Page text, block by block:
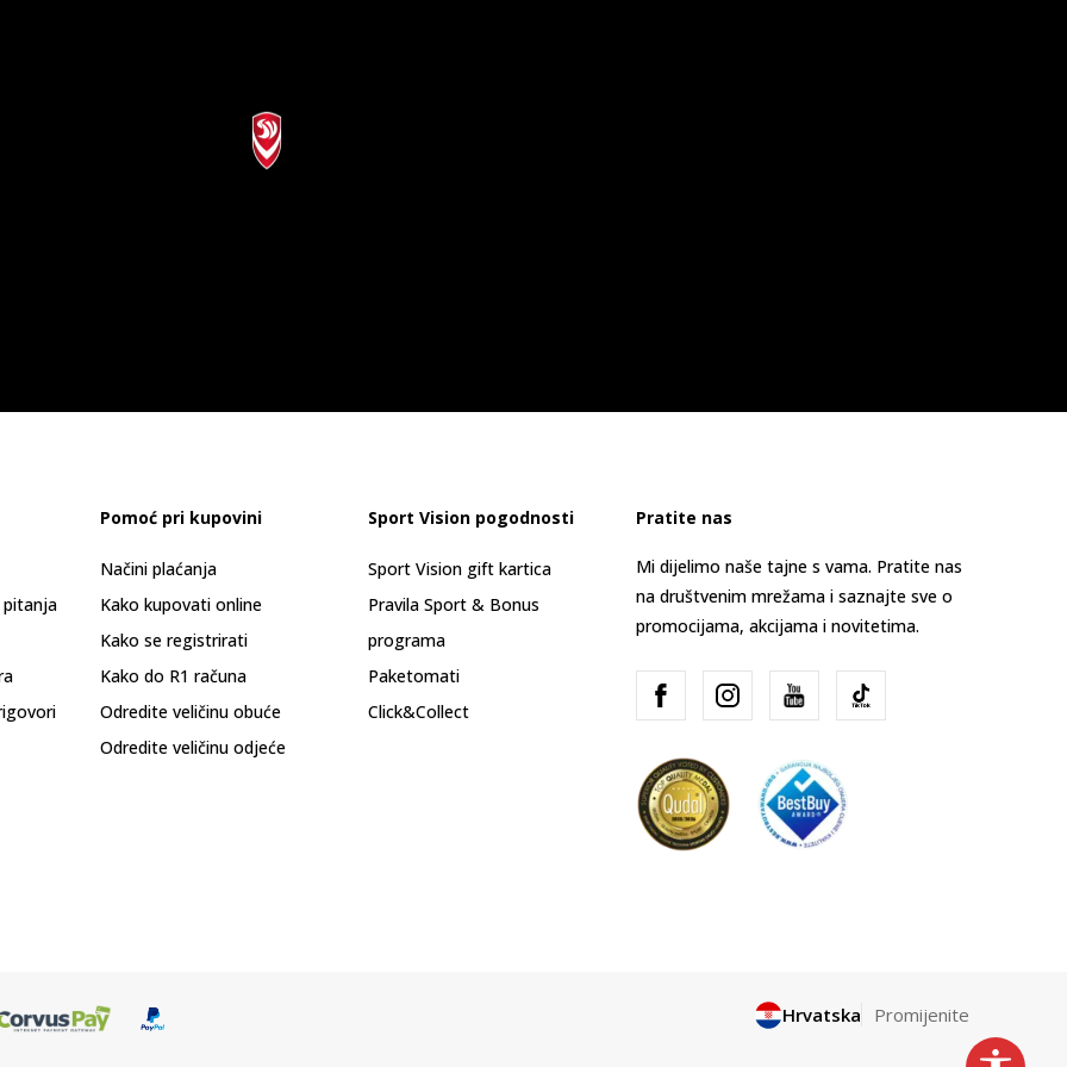
pitanja
Pomoć pri kupovini
Načini plaćanja
Kako kupovati online
Kako se registrirati
Kako do R1 računa
Odredite veličinu obuće
Odredite veličinu odjeće
Sport Vision pogodnosti
Sport Vision gift kartica
Pravila Sport & Bonus
programa
Paketomati
Click&Collect
Pratite nas
Mi dijelimo naše tajne s vama. Pratite nas
na društvenim mrežama i saznajte sve o
promocijama, akcijama i novitetima.
Hrvatska Promijenite